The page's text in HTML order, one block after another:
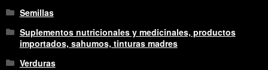
Semillas
Suplementos nutricionales y medicinales, productos
importados, sahumos, tinturas madres
Verduras